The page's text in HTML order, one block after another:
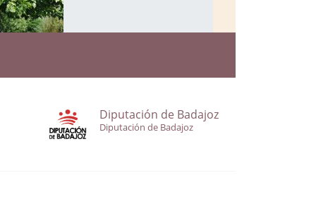
Diputación de Badajoz
Diputación de Badajoz